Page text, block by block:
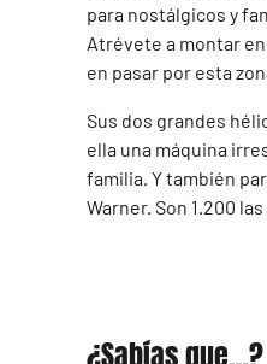
para nostálgicos y
Atrévete a montar
en pasar por esta
Sus dos grandes
ella una máquina
familia. Y también
Warner. Son 1.200